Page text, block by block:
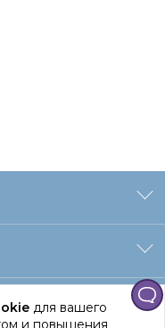
для вашего
и повышения